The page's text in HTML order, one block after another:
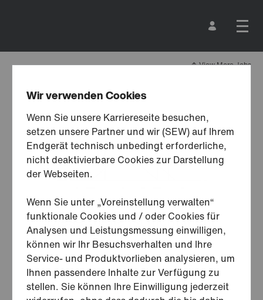
View More Jobs
Diese Stelle ist nicht mehr
verfügbar.
Sie können auch
Wir verwenden Cookies
Wenn Sie unsere Karriereseite besuchen,
setzen unsere Partner und wir (SEW) auf Ihrem
Endgerät technisch unbedingt erforderliche,
nicht deaktivierbare Cookies zur Darstellung
der Webseiten.
Wenn Sie unter „Voreinstellung verwalten“
funktionale Cookies und / oder Cookies für
Analysen und Leistungsmessung einwilligen,
können wir Ihr Besuchsverhalten und Ihre
Service- und Produktvorlieben analysieren, um
Ihnen passendere Inhalte zur Verfügung zu
stellen. Sie können Ihre Einwilligung jederzeit